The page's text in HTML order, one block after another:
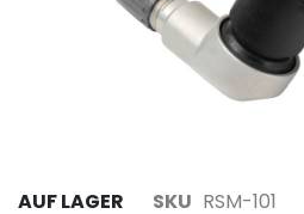
AUF LAGER SKU RSM-101